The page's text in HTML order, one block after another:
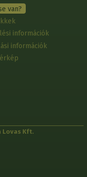
van?
információk
információk
Lovas Kft.